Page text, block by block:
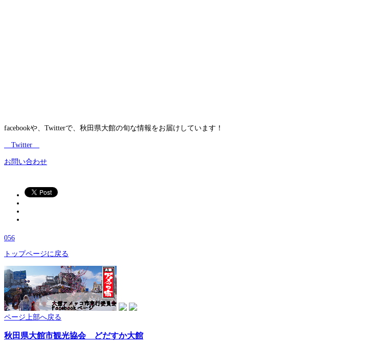
facebookや、Twitterで、秋田県大館の旬な情報をお届けしています！
Twitter
お問い合わせ
056
トップページに戻る
ページ上部へ戻る
秋田県大館市観光協会 どだすか大館